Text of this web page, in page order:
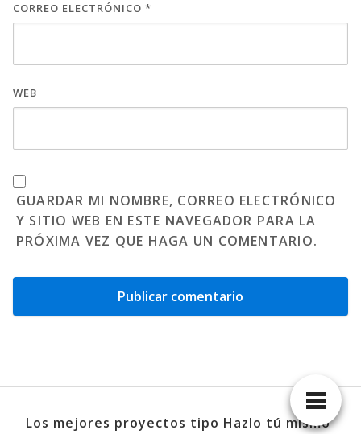
CORREO ELECTRÓNICO *
WEB
GUARDAR MI NOMBRE, CORREO ELECTRÓNICO
Y SITIO WEB EN ESTE NAVEGADOR PARA LA
PRÓXIMA VEZ QUE HAGA UN COMENTARIO.
Los mejores proyectos tipo Hazlo tú mismo